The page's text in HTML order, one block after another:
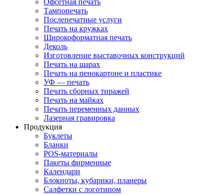
Офсетная печать
Тампопечать
Послепечатные услуги
Печать на кружках
Широкоформатная печать
Деколь
Изготовление выставочных конструкций
Печать на шарах
Печать на пенокартоне и пластике
УФ — печать
Печать сборных тиражей
Печать на майках
Печать переменных данных
Лазерная гравировка
Продукция
Буклеты
Бланки
POS-материалы
Пакеты фирменные
Календари
Блокноты, кубарики, планеры
Салфетки с логотипом